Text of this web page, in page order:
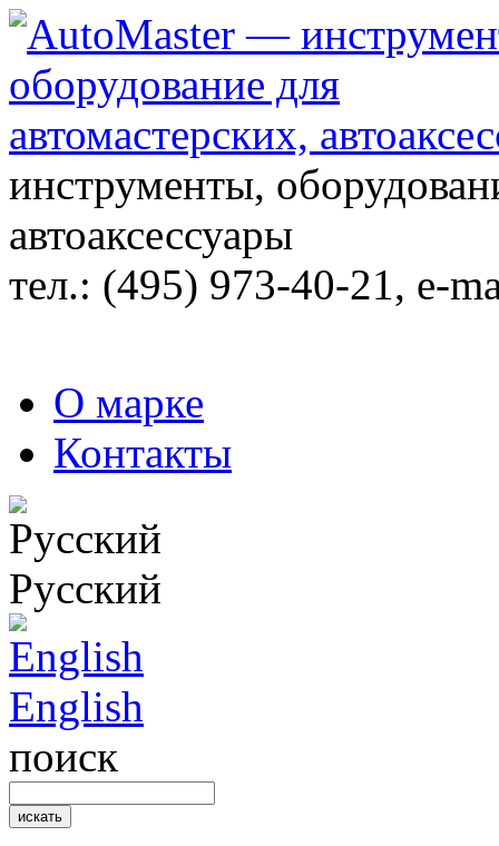
инструменты,
автоаксессуары
тел.: (495) 973-40-21, e-
О марке
Контакты
Русский
English
поиск